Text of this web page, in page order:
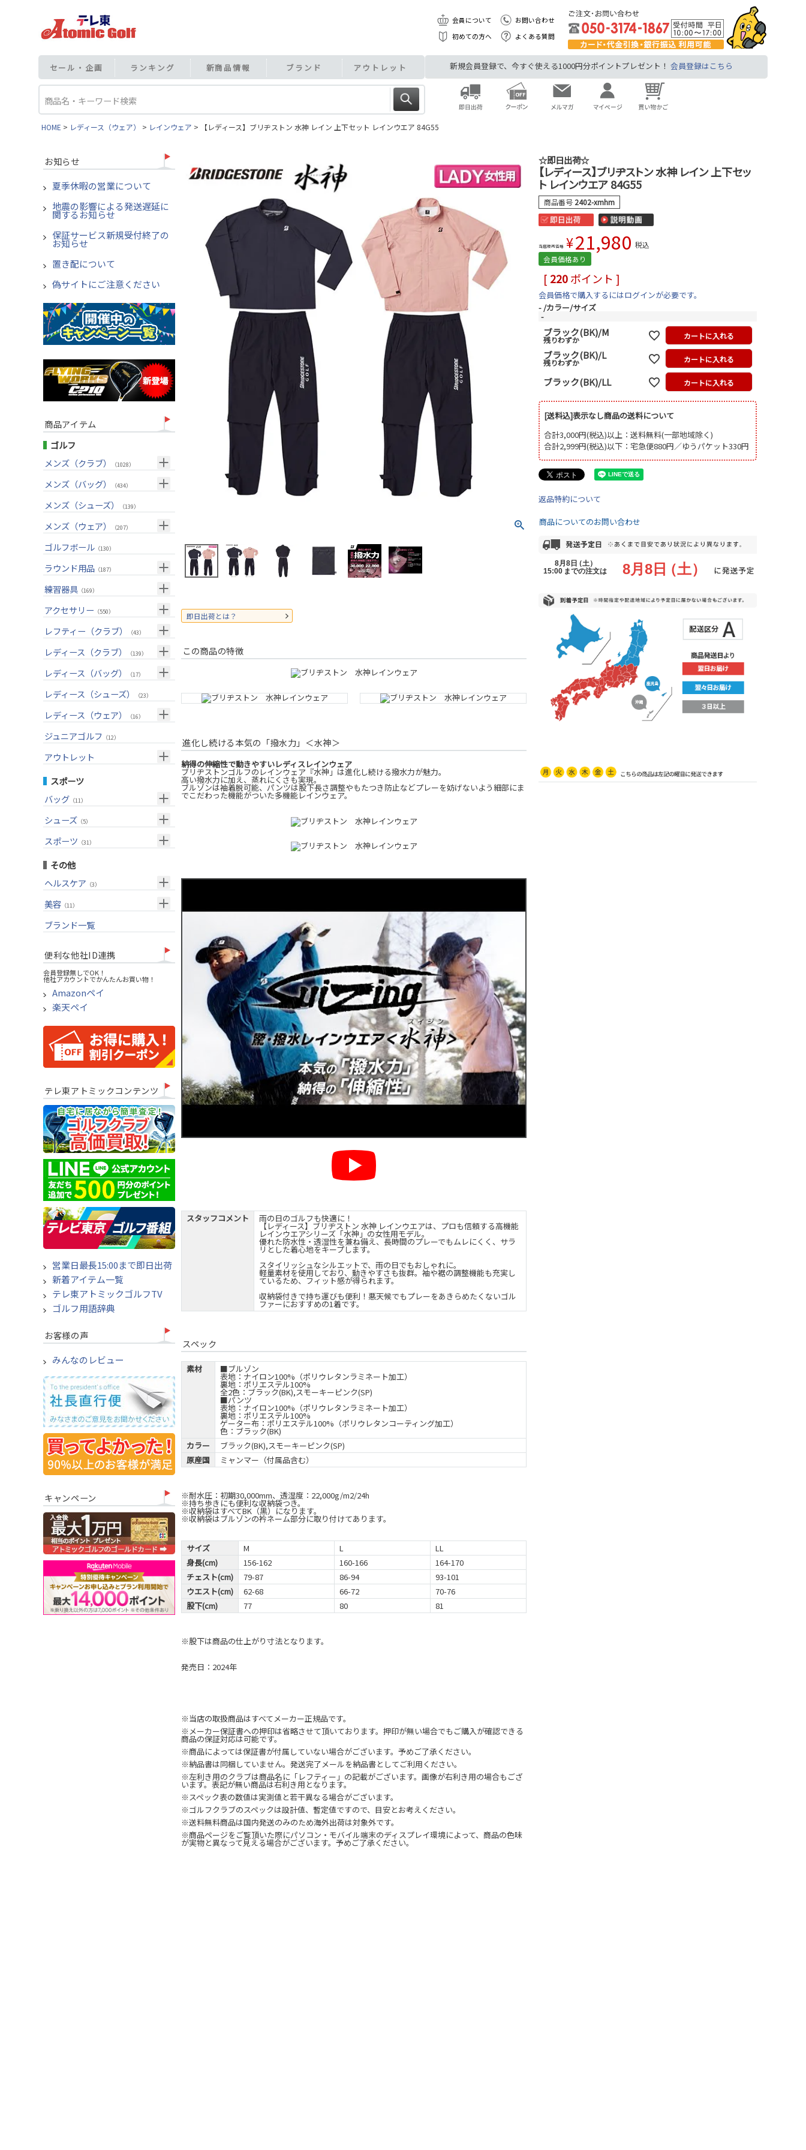
会員について
お問い合わせ
初めての方へ
よくある質問
セール・企画 ランキング 新商品情報 ブランド アウトレット 新規会員登録で、今すぐ使える1000円分ポイントプレゼント！ 会員登録はこちら
HOME レディース（ウェア） レインウェア 【レディース】ブリヂストン 水神 レイン 上下セット レインウエア 84G55
お知らせ
夏季休暇の営業について
地震の影響による発送遅延に
関するお知らせ
保証サービス新規受付終了の
お知らせ
置き配について
偽サイトにご注意ください
商品アイテム
ゴルフ
メンズ（クラブ）
（1028）
クラブセット(右用) （24）
ドライバー(右用)
フェアウェイウッド(右用) （100）
ウェッジ(右用)
パター(右用)
チッパー(右用)（13）
USモデル（59）
カスタム
メンズ（バッグ） （434）
キャディバッグ（212）
ボストンバッグ
トートバッグ
メンズ（シューズ） （139）
メンズ（ウェア） （207）
トップス（55）
ボトムス（26）
アウター
グローブ
その他
ゴルフボール （130）
ラウンド用品 （187）
GPSナビ（34）
距離測定器
（20）
ネームプレート
傘
練習器具 （169）
パターマット（28）
スイング練習器 （114）
アクセサリー （550）
ヘッドカバー（213）
シューズケース （7）
トラベルケース （20）
サングラス
ネックレス
その他
シャフト（27）
グリップ（20）
レフティー（クラブ） （43）
クラブセット(左用) （1）
ドライバー(左用)（4）
フェアウェイウッド(左用)
ウェッジ(左用)
パター(左用)
USモデル
レディース（クラブ） （139）
クラブセット(女性用) （11）
ドライバー(女性用)（20）
フェアウェイウッド(女性用) （28）
ウェッジ(女性用)
パター(女性用)
チッパー(女性用)（2）
USモデル（1）
レディース（バッグ） （17）
キャディバッグ （12）
クラブケース （2）
レディース（シューズ） （23）
レディース（ウェア） （16）
トップス（5）
レインウェア
ジュニアゴルフ （12）
アウトレット
クラブセット
ドライバー
ユーティリティー
アイアンセット
アイアン単品
ウェッジ
パター
ゴルフバッグ
ゴルフシューズ
ウェア
その他
スポーツ
バッグ （11）
メンズ（10）
スーツケース
シューズ （5）
アクセサリー
スポーツ （31）
トレーニング
アウトドア
その他
ヘルスケア （3）
サポーター
美容 （11）
UVケア（11）
ブランド一覧
便利な他社ID連携
会員登録無しでOK！
他社アカウントでかんたんお買い物！
Amazonペイ
楽天ペイ
テレ東アトミックコンテンツ
営業日最長15:00まで即日出荷
新着アイテム一覧
テレ東アトミックゴルフTV
ゴルフ用語辞典
お客様の声
みんなのレビュー
キャンペーン
☆即日出荷☆
【レディース】ブリヂストン 水神 レイン 上下セッ
ト レインウエア 84G55
商品番号2402-xmhm
当店販売価格 ¥21,980 税込
会員価格あり
[ 220ポイント ]
会員価格で購入するにはログインが必要です。
- カラー/サイズ
-
ブラック(BK)/M
残りわずか カートに入れる
ブラック(BK)/L
残りわずか カートに入れる
ブラック(BK)/LL カートに入れる
[送料込]表示なし商品の送料について
合計3,000円(税込)以上：送料無料(一部地域除く)
合計2,999円(税込)以下：宅急便880円／ゆうパケット330円
返品特約について
商品についてのお問い合わせ
即日出荷とは？
この商品の特徴
進化し続ける本気の「撥水力」＜水神＞
納得の伸縮性で動きやすいレディスレインウェア
ブリヂストンゴルフのレインウェア『水神」は進化し続ける撥水力が魅力。
高い撥水力に加え、蒸れにくさも実現。
ブルゾンは袖着脱可能、パンツは股下長さ調整やもたつき防止などプレーを妨げないよう細部にま
でこだわった機能がついた多機能レインウェア。
スタッフコメント 雨の日のゴルフも快適に！
【レディース】ブリヂストン 水神 レインウエアは、プロも信頼する高機能
レインウエアシリーズ「水神」の女性用モデル。
優れた防水性・透湿性を兼ね備え、長時間のプレーでもムレにくく、サラ
リとした着心地をキープします。
スタイリッシュなシルエットで、雨の日でもおしゃれに。
軽量素材を使用しており、動きやすさも抜群。袖や裾の調整機能も充実し
ているため、フィット感が得られます。
収納袋付きで持ち運びも便利！悪天候でもプレーをあきらめたくないゴル
ファーにおすすめの1着です。
スペック
素材 ■ブルゾン
表地：ナイロン100%（ポリウレタンラミネート加工）
裏地：ポリエステル100%
全2色：ブラック(BK),スモーキーピンク(SP)
■パンツ
表地：ナイロン100%（ポリウレタンラミネート加工）
裏地：ポリエステル100%
ゲーター布：ポリエステル100%（ポリウレタンコーティング加工）
色：ブラック(BK)
カラー
ブラック(BK),スモーキーピンク(SP)
原産国
ミャンマー（付属品含む）
※耐水圧：初期30,000mm、透湿度：22,000g/m2/24h
※持ち歩きにも便利な収納袋つき。
※収納袋はすべてBK（黒）になります。
※収納袋はブルゾンの衿ネーム部分に取り付けてあります。
サイズ M L
LL
身長(cm)
156-162 160-166
164-170
チェスト(cm)
79-87 86-94
93-101
ウエスト(cm)
62-68 66-72
70-76
股下(cm)
77 80 81
※股下は商品の仕上がり寸法となります。
発売日：2024年
※当店の取扱商品はすべてメーカー正規品です。
※メーカー保証書への押印は省略させて頂いております。押印が無い場合でもご購入が確認できる
商品の保証対応は可能です。
※商品によっては保証書が付属していない場合がございます。予めご了承ください。
※納品書は同梱していません。発送完了メールを納品書としてご利用ください。
※左利き用のクラブは商品名に「レフティー」の記載がございます。画像が右利き用の場合もござ
います。表記が無い商品は右利き用となります。
※スペック表の数値は実測値と若干異なる場合がございます。
※ゴルフクラブのスペックは設計値、暫定値ですので、目安とお考えください。
※送料無料商品は国内発送のみのため海外出荷は対象外です。
※商品ページをご覧頂いた際にパソコン・モバイル端末のディスプレイ環境によって、商品の色味
が実物と異なって見える場合がございます。予めご了承ください。